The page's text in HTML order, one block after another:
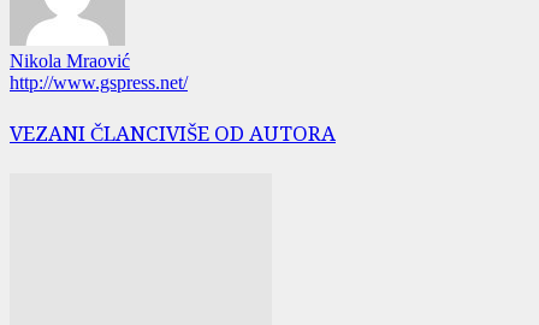
Nikola Mraović
http://www.gspress.net/
VEZANI ČLANCIVIŠE OD AUTORA